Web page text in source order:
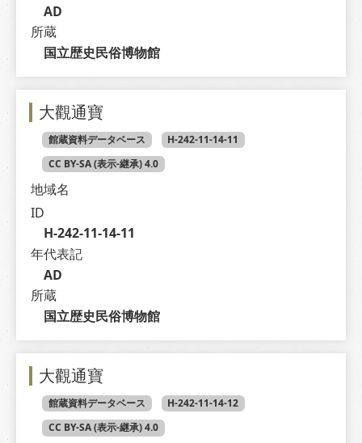
AD
所蔵
国立歴史民俗博物館
大觀通寶
館蔵資料データベース
H-242-11-14-11
CC BY-SA (表示-継承) 4.0
地域名
ID
H-242-11-14-11
年代表記
AD
所蔵
国立歴史民俗博物館
大觀通寶
館蔵資料データベース
H-242-11-14-12
CC BY-SA (表示-継承) 4.0